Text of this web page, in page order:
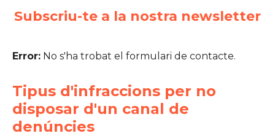
Subscriu-te a la nostra newsletter
Error: No s'ha trobat el formulari de contacte.
Tipus d'infraccions per no
disposar d'un canal de
denúncies